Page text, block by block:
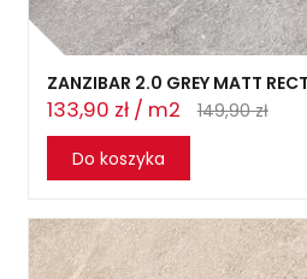
ZANZIBAR 2.0 GREY MATT
133,90 zł / m2
149,90 zł
Do koszyka